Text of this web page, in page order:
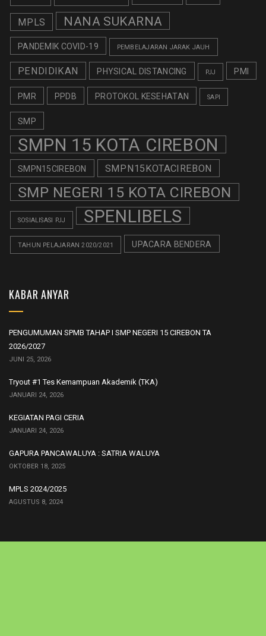
MPLS NANA SUKARNA
PANDEMIK COVID-19 PEMBELAJARAN JARAK JAUH
PENDIDIKAN PHYSICAL DISTANCING PJJ PMI
PMR PPDB PROTOKOL KESEHATAN SAPI
SMP
SMPN 15 KOTA CIREBON
SMPN15CIREBON SMPN15KOTACIREBON
SMP NEGERI 15 KOTA CIREBON
SOSIALISASI PJJ SPENLIBELS
TAHUN PELAJARAN 2020/2021 UPACARA BENDERA
KABAR ANYAR
PENGUMUMAN SPMB TAHAP I SMP NEGERI 15 CIREBON TA
2026/2027
JUNI 25, 2026
Tryout #1 Tes Kemampuan Akademik (TKA)
JANUARI 24, 2026
KEGIATAN PAGI CERIA
JANUARI 24, 2026
GAPURA PANCAWALUYA : SATRIA WALUYA
OKTOBER 18, 2025
MPLS 2024/2025
AGUSTUS 8, 2024